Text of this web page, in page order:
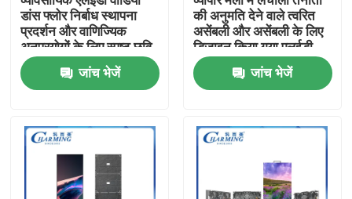
होम
उत्पाद
वीआर दिखाएँ
डांस फ्लोर निर्बाध स्थापना
प्रदर्शन और वाणिज्यिक
अनुप्रयोगों के लिए स्पष्ट छवि
जांच भेजें
की अनुमति देने वाले त्वरित
असेंबली और असेंबली के लिए
डिज़ाइन किया गया एलईडी
वीडियो वॉल डिस्प्ले
जांच भेजें